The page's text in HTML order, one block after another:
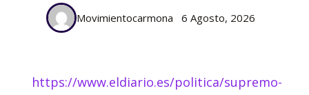
Movimientocarmona 6 Agosto, 2026
https://www.eldiario.es/politica/supremo-